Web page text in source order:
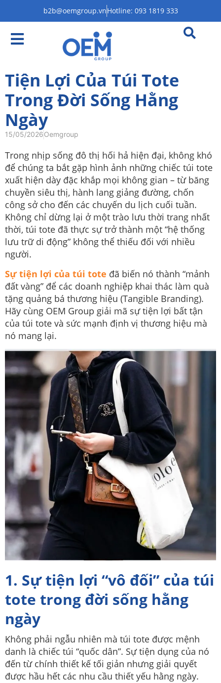
b2b@oemgroup.vnHotline: 093 1819 333
Tiện Lợi Của Túi Tote
Trong Đời Sống Hằng
Ngày
15/05/2026Oemgroup
Trong nhịp sống đô thị hối hả hiện đại, không khó
để chúng ta bắt gặp hình ảnh những chiếc túi tote
xuất hiện dày đặc khắp mọi không gian – từ băng
chuyền siêu thị, hành lang giảng đường, chốn
công sở cho đến các chuyến du lịch cuối tuần.
Không chỉ dừng lại ở một trào lưu thời trang nhất
thời, túi tote đã thực sự trở thành một “hệ thống
lưu trữ di động” không thể thiếu đối với nhiều
người.
Sự tiện lợi của túi tote đã biến nó thành “mảnh
đất vàng” để các doanh nghiệp khai thác làm quà
tặng quảng bá thương hiệu (Tangible Branding).
Hãy cùng OEM Group giải mã sự tiện lợi bất tận
của túi tote và sức mạnh định vị thương hiệu mà
nó mang lại.
1. Sự tiện lợi “vô đối” của túi
tote trong đời sống hằng
ngày
Không phải ngẫu nhiên mà túi tote được mệnh
danh là chiếc túi “quốc dân”. Sự tiện dụng của nó
đến từ chính thiết kế tối giản nhưng giải quyết
được hầu hết các nhu cầu thiết yếu hằng ngày.